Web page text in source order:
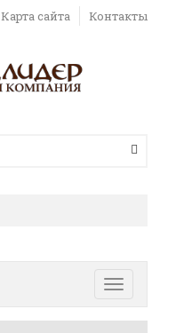
Карта сайта Контакты
Toggle
navigation